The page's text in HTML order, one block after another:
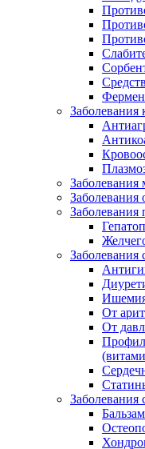
Заболевания
Заболевания
Заболевания
Заболевания
Заболевания
От
От
Заболевания